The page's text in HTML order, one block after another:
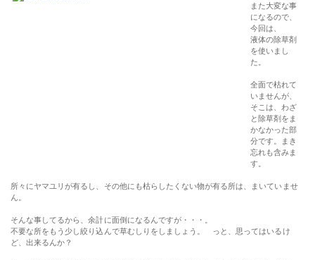
また大変な事
になるので、
今回は、
液体の除草剤
を使いまし
た。
全面で枯れて
いませんが、
そこは、わざ
と除草剤をま
かなかった部
分です。まき
忘れも含みま
す。
所々にヤマユリが有るし、その他にも枯らしたくない物が有る所は、まいていませ
ん。
そんな事してるから、余計に面倒になるんですが・・・。
不要な所をもう少し絞り込んで草むしりをしましょう。 っと、思ってはいるけ
ど、出来るんか？